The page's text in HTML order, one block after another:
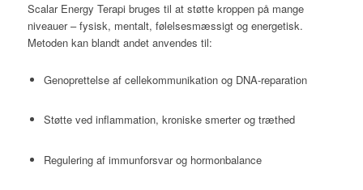
Scalar Energy Terapi bruges til at støtte kroppen på mange
niveauer – fysisk, mentalt, følelsesmæssigt og energetisk.
Metoden kan blandt andet anvendes til:
Genoprettelse af cellekommunikation og DNA-reparation
Støtte ved inflammation, kroniske smerter og træthed
Regulering af immunforsvar og hormonbalance